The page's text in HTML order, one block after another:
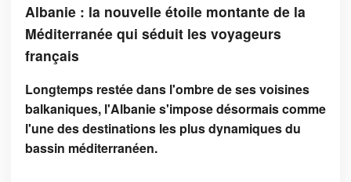
Albanie : la nouvelle étoile montante de la
Méditerranée qui séduit les voyageurs
français
Longtemps restée dans l'ombre de ses voisines
balkaniques, l'Albanie s'impose désormais comme
l'une des destinations les plus dynamiques du
bassin méditerranéen.